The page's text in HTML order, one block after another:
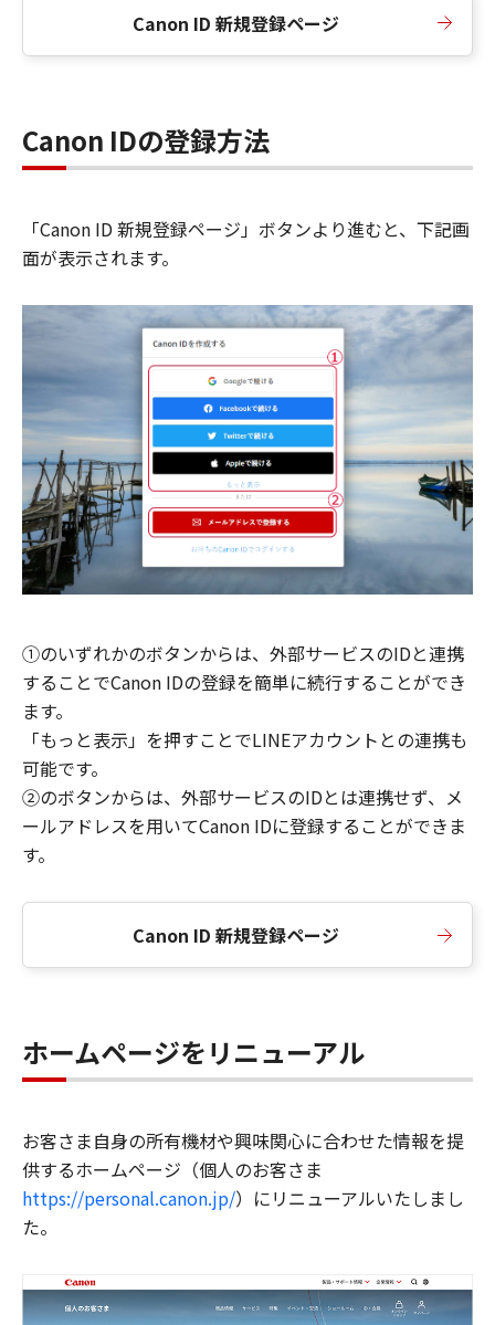
Canon ID 新規登録ページ
Canon IDの登録方法
「Canon ID 新規登録ページ」ボタンより進むと、下記画
面が表示されます。
①のいずれかのボタンからは、外部サービスのIDと連携
することでCanon IDの登録を簡単に続行することができ
ます。
「もっと表示」を押すことでLINEアカウントとの連携も
可能です。
②のボタンからは、外部サービスのIDとは連携せず、メ
ールアドレスを用いてCanon IDに登録することができま
す。
Canon ID 新規登録ページ
ホームページをリニューアル
お客さま自身の所有機材や興味関心に合わせた情報を提
供するホームページ（個人のお客さま
https://personal.canon.jp/）にリニューアルいたしまし
た。